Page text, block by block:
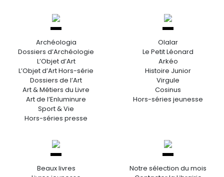
Archéologia
Dossiers d’Archéologie
L’Objet d’Art
L’Objet d’Art Hors-série
Dossiers de l’Art
Art & Métiers du Livre
Art de l’Enluminure
Sport & Vie
Hors-séries presse
Olalar
Le Petit Léonard
Arkéo
Histoire Junior
Virgule
Cosinus
Hors-séries jeunesse
Beaux livres
Notre sélection du mois